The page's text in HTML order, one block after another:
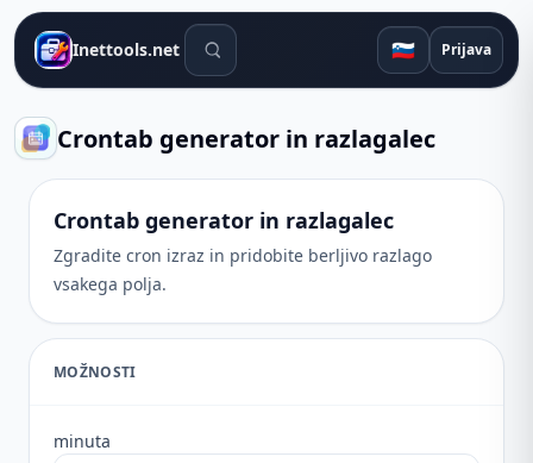
Inettools.net Orodja za iskanje 🇸🇮 Prijava
Crontab generator in razlagalec
Crontab generator in razlagalec
Zgradite cron izraz in pridobite berljivo razlago
vsakega polja.
MOŽNOSTI
minuta